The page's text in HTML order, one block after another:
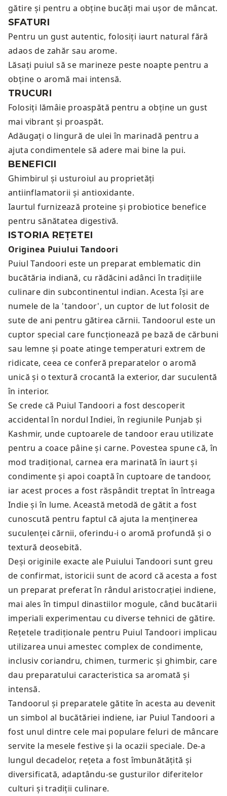
gătire și pentru a obține bucăți mai ușor de mâncat.
SFATURI
Pentru un gust autentic, folosiți iaurt natural fără
adaos de zahăr sau arome.
Lăsați puiul să se marineze peste noapte pentru a
obține o aromă mai intensă.
TRUCURI
Folosiți lămâie proaspătă pentru a obține un gust
mai vibrant și proaspăt.
Adăugați o lingură de ulei în marinadă pentru a
ajuta condimentele să adere mai bine la pui.
BENEFICII
Ghimbirul și usturoiul au proprietăți
antiinflamatorii și antioxidante.
Iaurtul furnizează proteine și probiotice benefice
pentru sănătatea digestivă.
ISTORIA REȚETEI
Originea Puiului Tandoori
Puiul Tandoori este un preparat emblematic din
bucătăria indiană, cu rădăcini adânci în tradițiile
culinare din subcontinentul indian. Acesta își are
numele de la 'tandoor', un cuptor de lut folosit de
sute de ani pentru gătirea cărnii. Tandoorul este un
cuptor special care funcționează pe bază de cărbuni
sau lemne și poate atinge temperaturi extrem de
ridicate, ceea ce conferă preparatelor o aromă
unică și o textură crocantă la exterior, dar suculentă
în interior.
Se crede că Puiul Tandoori a fost descoperit
accidental în nordul Indiei, în regiunile Punjab și
Kashmir, unde cuptoarele de tandoor erau utilizate
pentru a coace pâine și carne. Povestea spune că, în
mod tradițional, carnea era marinată în iaurt și
condimente și apoi coaptă în cuptoare de tandoor,
iar acest proces a fost răspândit treptat în întreaga
Indie și în lume. Această metodă de gătit a fost
cunoscută pentru faptul că ajuta la menținerea
suculenței cărnii, oferindu-i o aromă profundă și o
textură deosebită.
Deși originile exacte ale Puiului Tandoori sunt greu
de confirmat, istoricii sunt de acord că acesta a fost
un preparat preferat în rândul aristocrației indiene,
mai ales în timpul dinastiilor mogule, când bucătarii
imperiali experimentau cu diverse tehnici de gătire.
Rețetele tradiționale pentru Puiul Tandoori implicau
utilizarea unui amestec complex de condimente,
inclusiv coriandru, chimen, turmeric și ghimbir, care
dau preparatului caracteristica sa aromată și
intensă.
Tandoorul și preparatele gătite în acesta au devenit
un simbol al bucătăriei indiene, iar Puiul Tandoori a
fost unul dintre cele mai populare feluri de mâncare
servite la mesele festive și la ocazii speciale. De-a
lungul decadelor, rețeta a fost îmbunătățită și
diversificată, adaptându-se gusturilor diferitelor
culturi și tradiții culinare.